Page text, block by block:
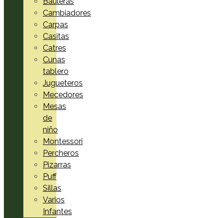
Cambiadores
Carpas
Casitas
Catres
Cunas
tablero
Jugueteros
Mecedores
Mesas
de
niño
Montessori
Percheros
Pizarras
Puff
Sillas
Varios
Infantes